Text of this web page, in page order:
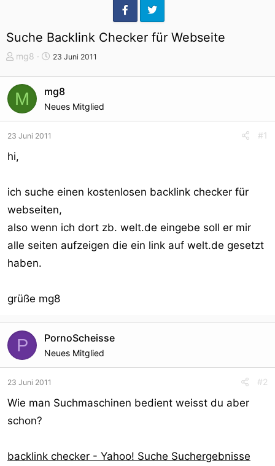
Suche Backlink Checker für Webseite
T
m
e
n
s
a
e
r
mg8
S
r
t
d
23 Juni 2011
M mg8
Neues Mitglied
23 Juni 2011 #1
hi,
ich suche einen kostenlosen backlink checker für
webseiten,
also wenn ich dort zb. welt.de eingebe soll er mir
alle seiten aufzeigen die ein link auf welt.de gesetzt
haben.
grüße mg8
P PornoScheisse
Neues Mitglied
23 Juni 2011 #2
Wie man Suchmaschinen bedient weisst du aber
schon?
backlink checker - Yahoo! Suche Suchergebnisse